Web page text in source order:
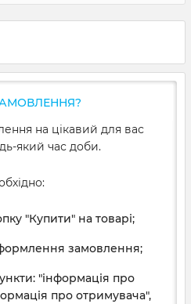
на цікавий для вас
який час доби.
"Купити" на товарі;
замовлення;
"інформація про
про отримувача",